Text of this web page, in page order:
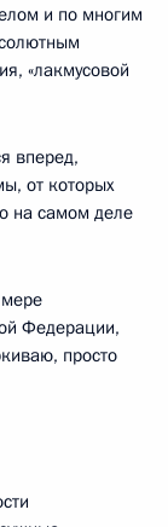
и по многим
«лакмусовой
вперед,
от которых
на самом деле
Федерации,
просто